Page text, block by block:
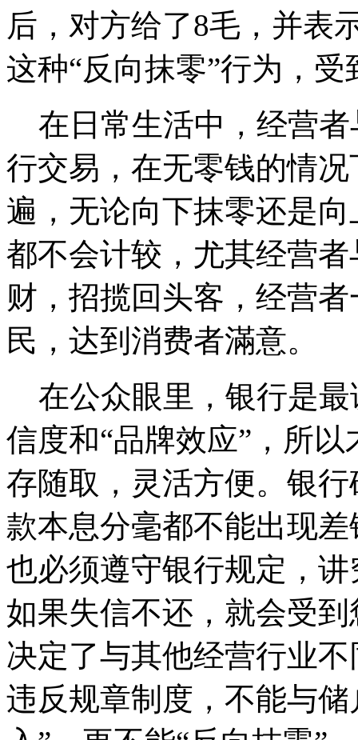
后，对方给了8毛，并表
这种“反向抹零”行为，
在日常生活中，经营者
行交易，在无零钱的情
遍，无论向下抹零还是
都不会计较，尤其经营
财，招揽回头客，经营
民，达到消费者滿意。
在公众眼里，银行是最
信度和“品牌效应”，所
存随取，灵活方便。银
款本息分毫都不能出现
也必须遵守银行规定，
如果失信不还，就会受
决定了与其他经营行业
违反规章制度，不能与